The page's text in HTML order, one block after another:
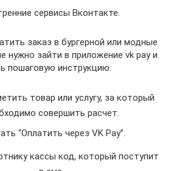
сервисы Вконтакте.
заказ в бургерной или модные
нужно зайти в приложение vk pay и
пошаговую инструкцию.
товар или услугу, за который
совершить расчет.
“Оплатить через VK Pay”.
кассы код, который поступит